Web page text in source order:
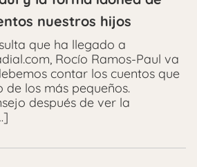
nuestros hijos
que ha llegado a
Rocío Ramos-Paul va
contar los cuentos que
de los más pequeños.
después de ver la